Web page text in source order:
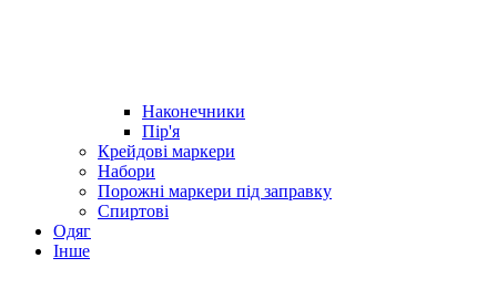
Наконечники
Пір'я
Крейдові маркери
Набори
Порожні маркери під заправку
Спиртові
Одяг
Інше